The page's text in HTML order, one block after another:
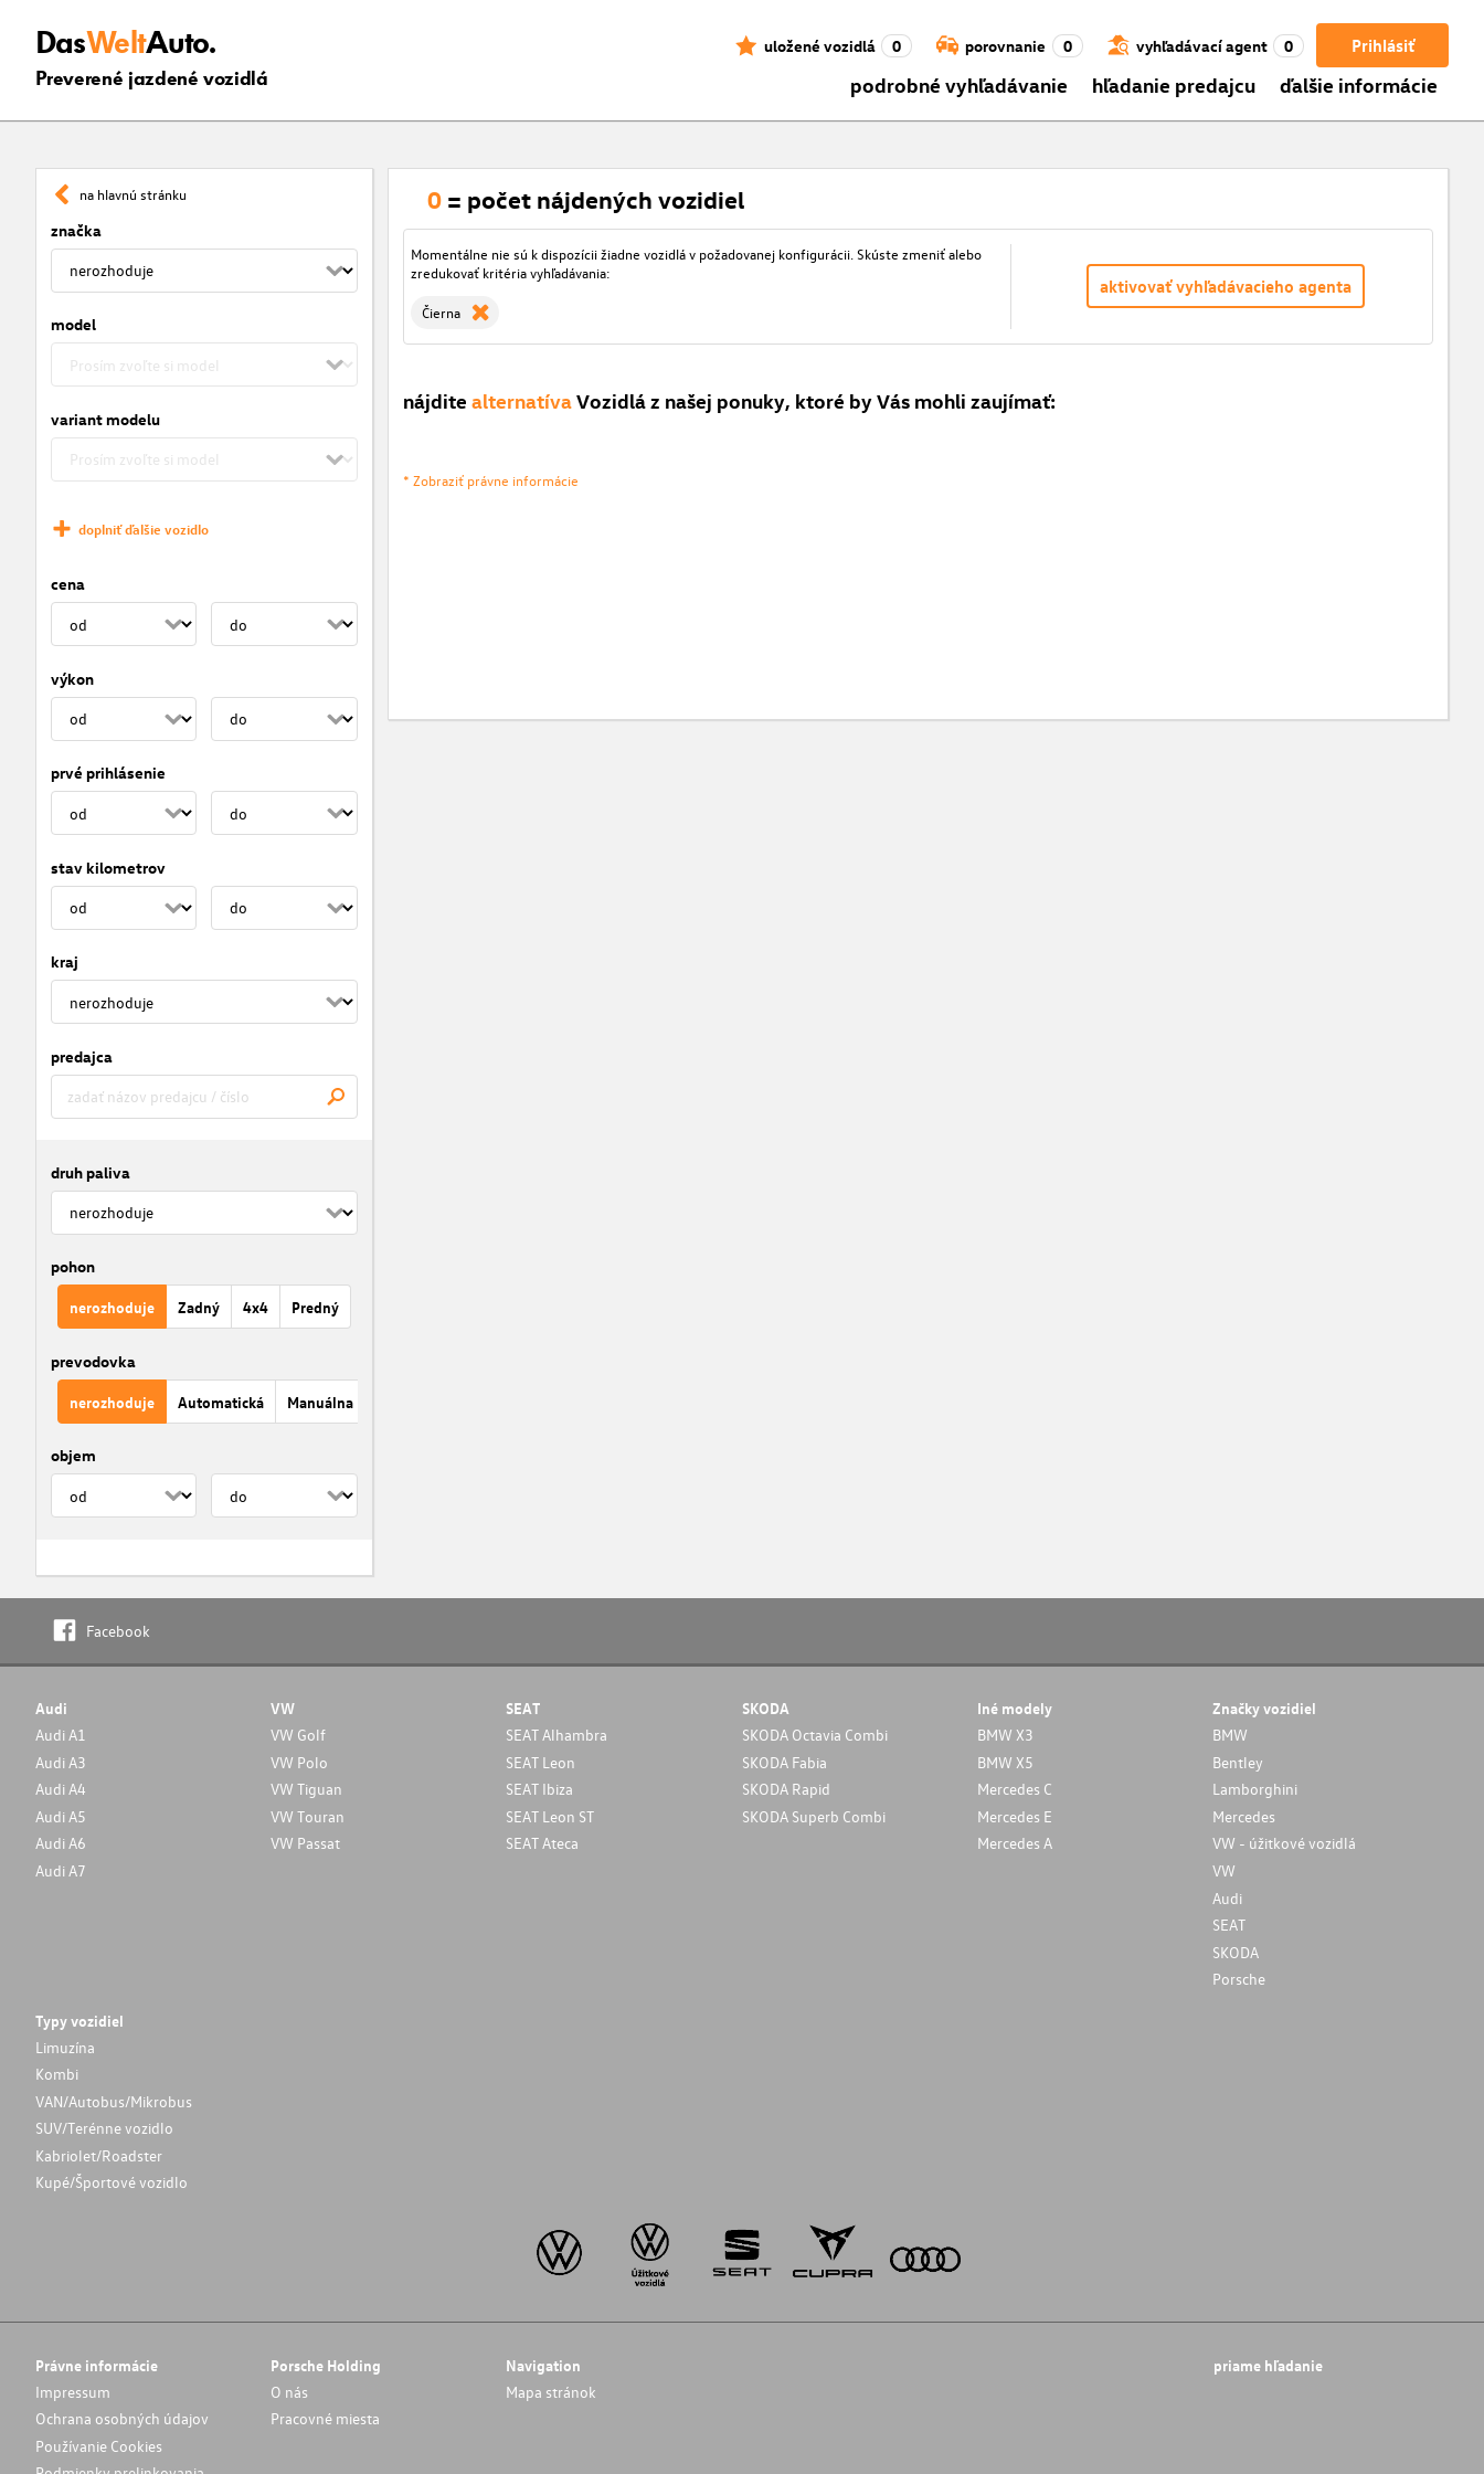
DasWeltAuto.
Preverené jazdené vozidlá
Prihlásiť
uložené vozidlá 0 porovnanie 0 vyhľadávací agent 0
podrobné vyhľadávanie hľadanie predajcu ďalšie informácie
na hlavnú stránku
značka
model
variant modelu
doplniť ďalšie vozidlo
cena
výkon
prvé prihlásenie
stav kilometrov
kraj
predajca
druh paliva
pohon
nerozhoduje Zadný 4x4 Predný
prevodovka
nerozhoduje Automatická Manuálna
objem
0 = počet nájdených vozidiel
Momentálne nie sú k dispozícii žiadne vozidlá v požadovanej konfigurácii. Skúste zmeniť alebo
zredukovať kritéria vyhľadávania:
Čierna
aktivovať vyhľadávacieho agenta
nájdite alternatíva Vozidlá z našej ponuky, ktoré by Vás mohli zaujímať:
* Zobraziť právne informácie
Facebook
Audi
Audi A1
Audi A3
Audi A4
Audi A5
Audi A6
Audi A7
VW
VW Golf
VW Polo
VW Tiguan
VW Touran
VW Passat
SEAT
SEAT Alhambra
SEAT Leon
SEAT Ibiza
SEAT Leon ST
SEAT Ateca
SKODA
SKODA Octavia Combi
SKODA Fabia
SKODA Rapid
SKODA Superb Combi
Iné modely
BMW X3
BMW X5
Mercedes C
Mercedes E
Mercedes A
Značky vozidiel
BMW
Bentley
Lamborghini
Mercedes
VW - úžitkové vozidlá
VW
Audi
SEAT
SKODA
Porsche
Typy vozidiel
Limuzína
Kombi
VAN/Autobus/Mikrobus
SUV/Terénne vozidlo
Kabriolet/Roadster
Kupé/Športové vozidlo
Právne informácie
Impressum
Ochrana osobných údajov
Používanie Cookies
Porsche Holding
O nás
Pracovné miesta
Navigation
Mapa stránok
priame hľadanie